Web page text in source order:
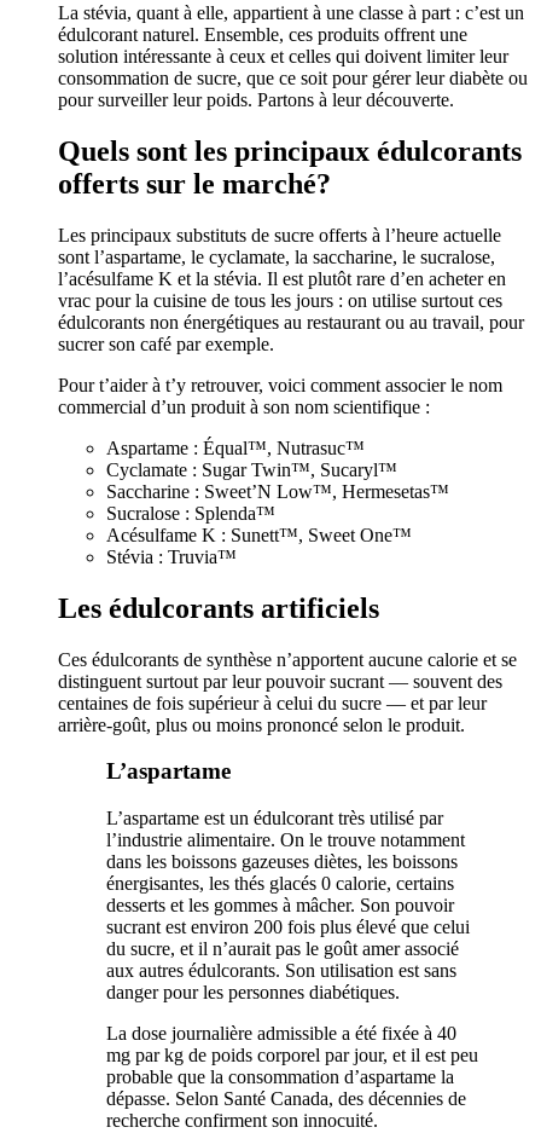
La stévia, quant à elle, appartient à une classe à part : c’est un
édulcorant naturel. Ensemble, ces produits offrent une
solution intéressante à ceux et celles qui doivent limiter leur
consommation de sucre, que ce soit pour gérer leur diabète ou
pour surveiller leur poids. Partons à leur découverte.
Quels sont les principaux édulcorants
offerts sur le marché?
Les principaux substituts de sucre offerts à l’heure actuelle
sont l’aspartame, le cyclamate, la saccharine, le sucralose,
l’acésulfame K et la stévia. Il est plutôt rare d’en acheter en
vrac pour la cuisine de tous les jours : on utilise surtout ces
édulcorants non énergétiques au restaurant ou au travail, pour
sucrer son café par exemple.
Pour t’aider à t’y retrouver, voici comment associer le nom
commercial d’un produit à son nom scientifique :
Aspartame : Équal™, Nutrasuc™
Cyclamate : Sugar Twin™, Sucaryl™
Saccharine : Sweet’N Low™, Hermesetas™
Sucralose : Splenda™
Acésulfame K : Sunett™, Sweet One™
Stévia : Truvia™
Les édulcorants artificiels
Ces édulcorants de synthèse n’apportent aucune calorie et se
distinguent surtout par leur pouvoir sucrant — souvent des
centaines de fois supérieur à celui du sucre — et par leur
arrière-goût, plus ou moins prononcé selon le produit.
L’aspartame
L’aspartame est un édulcorant très utilisé par
l’industrie alimentaire. On le trouve notamment
dans les boissons gazeuses diètes, les boissons
énergisantes, les thés glacés 0 calorie, certains
desserts et les gommes à mâcher. Son pouvoir
sucrant est environ 200 fois plus élevé que celui
du sucre, et il n’aurait pas le goût amer associé
aux autres édulcorants. Son utilisation est sans
danger pour les personnes diabétiques.
La dose journalière admissible a été fixée à 40
mg par kg de poids corporel par jour, et il est peu
probable que la consommation d’aspartame la
dépasse. Selon Santé Canada, des décennies de
recherche confirment son innocuité.